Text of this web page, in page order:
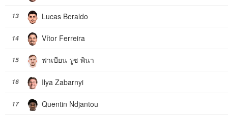
13 Lucas Beraldo
14 Vítor Ferreira
15 ฟาเบียน รูซ พินา
16 Ilya Zabarnyi
17 Quentin Ndjantou